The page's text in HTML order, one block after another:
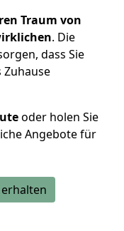
Traum von
. Die
dass Sie
Zuhause
oder holen Sie
Angebote für